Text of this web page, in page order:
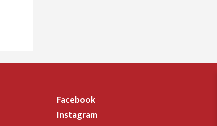
Facebook
Instagram